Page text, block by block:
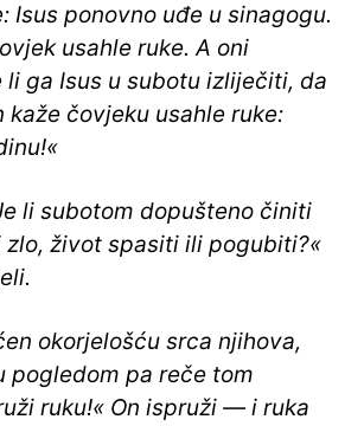
Isus ponovno uđe u sinagogu.
usahle ruke. A oni
li ga Isus u subotu izliječiti, da
kaže čovjeku usahle ruke:
li subotom dopušteno činiti
život spasiti ili pogubiti?«
okorjelošću srca njihova,
pogledom pa reče tom
ruku!« On ispruži — i ruka